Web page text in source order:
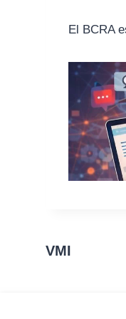
El BCRA
VMI